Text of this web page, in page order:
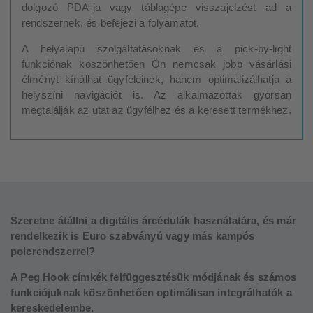
dolgozó PDA-ja vagy táblagépe visszajelzést ad a
rendszernek, és befejezi a folyamatot.
A helyalapú szolgáltatásoknak és a pick-by-light
funkciónak köszönhetően Ön nemcsak jobb vásárlási
élményt kínálhat ügyfeleinek, hanem optimalizálhatja a
helyszíni navigációt is. Az alkalmazottak gyorsan
megtalálják az utat az ügyfélhez és a keresett termékhez.
Szeretne átállni a digitális árcédulák használatára, és már
rendelkezik is Euro szabványú vagy más kampós
polcrendszerrel?
A Peg Hook címkék felfüggesztésük módjának és számos
funkciójuknak köszönhetően optimálisan integrálhatók a
kereskedelembe.